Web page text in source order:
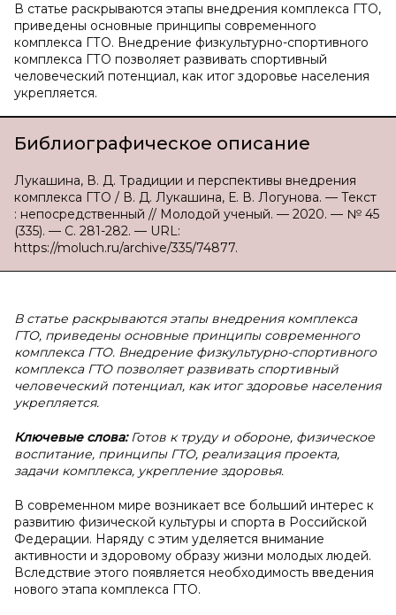
В статье раскрываются этапы внедрения комплекса ГТО,
приведены основные принципы современного
комплекса ГТО. Внедрение физкультурно-спортивного
комплекса ГТО позволяет развивать спортивный
человеческий потенциал, как итог здоровье населения
укрепляется.
Библиографическое описание
Лукашина, В. Д. Традиции и перспективы внедрения
комплекса ГТО / В. Д. Лукашина, Е. В. Логунова. — Текст
: непосредственный // Молодой ученый. — 2020. — № 45
(335). — С. 281-282. — URL:
https://moluch.ru/archive/335/74877.
В статье раскрываются этапы внедрения комплекса
ГТО, приведены основные принципы современного
комплекса ГТО. Внедрение физкультурно-спортивного
комплекса ГТО позволяет развивать спортивный
человеческий потенциал, как итог здоровье населения
укрепляется.
Ключевые слова:Готов к труду и обороне, физическое
воспитание, принципы ГТО, реализация проекта,
задачи комплекса, укрепление здоровья.
В современном мире возникает все больший интерес к
развитию физической культуры и спорта в Российской
Федерации. Наряду с этим уделяется внимание
активности и здоровому образу жизни молодых людей.
Вследствие этого появляется необходимость введения
нового этапа комплекса ГТО.